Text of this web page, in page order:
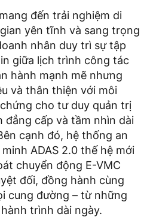
đến trải nghiệm di
yên tĩnh và sang trọng
nhân duy trì sự tập
giữa lịch trình công tác
hành mạnh mẽ nhưng
và thân thiện với môi
cho tư duy quản trị
đẳng cấp và tầm nhìn dài
cạnh đó, hệ thống an
ADAS 2.0 thế hệ mới
chuyển động E-VMC
đối, đồng hành cùng
cung đường – từ những
trình dài ngày.